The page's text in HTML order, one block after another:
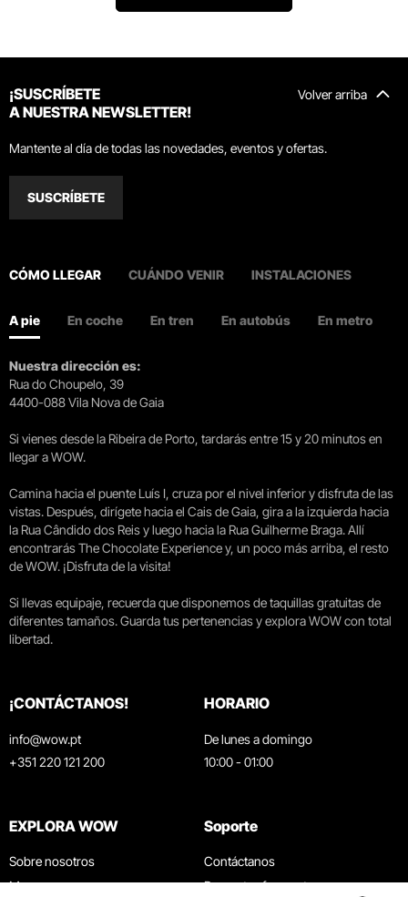
Volver arriba
¡SUSCRÍBETE
A NUESTRA NEWSLETTER!
Mantente al día de todas las novedades, eventos y ofertas.
SUSCRÍBETE
CÓMO LLEGAR CUÁNDO VENIR INSTALACIONES
A pie En coche En tren En autobús En metro
Nuestra dirección es:
Rua do Choupelo, 39
4400-088 Vila Nova de Gaia
Si vienes desde la Ribeira de Porto, tardarás entre 15 y 20 minutos en
llegar a WOW.
Camina hacia el puente Luís I, cruza por el nivel inferior y disfruta de las
vistas. Después, dirígete hacia el Cais de Gaia, gira a la izquierda hacia
la Rua Cândido dos Reis y luego hacia la Rua Guilherme Braga. Allí
encontrarás The Chocolate Experience y, un poco más arriba, el resto
de WOW. ¡Disfruta de la visita!
Si llevas equipaje, recuerda que disponemos de taquillas gratuitas de
diferentes tamaños. Guarda tus pertenencias y explora WOW con total
libertad.
¡CONTÁCTANOS!
info@wow.pt
+351 220 121 200
HORARIO
De lunes a domingo
10:00 - 01:00
EXPLORA WOW
Sobre nosotros
Museos
Soporte
Contáctanos
Preguntas frecuentes